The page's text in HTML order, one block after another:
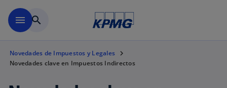
menu search
Novedades de Impuestos y Legales
Novedades clave en Impuestos Indirectos